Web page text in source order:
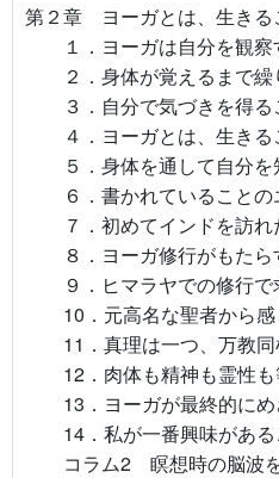
第２章 ヨーガとは、生きる
１．ヨーガは自分を観察
２．身体が覚えるまで繰
３．自分で気づきを得る
４．ヨーガとは、生きる
５．身体を通して自分を
６．書かれていることの
７．初めてインドを訪れ
８．ヨーガ修行がもたら
９．ヒマラヤでの修行で
10．元高名な聖者から感
11．真理は一つ、万教同
12．肉体も精神も霊性も
13．ヨーガが最終的にめ
14．私が一番興味がある
コラム2 瞑想時の脳波を